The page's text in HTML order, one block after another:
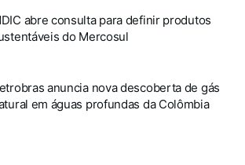
abre consulta para definir produtos
do Mercosul
anuncia nova descoberta de gás
em águas profundas da Colômbia